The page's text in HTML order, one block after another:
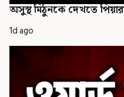
অসুস্থ মিঠুনকে দেখতে
1d ago